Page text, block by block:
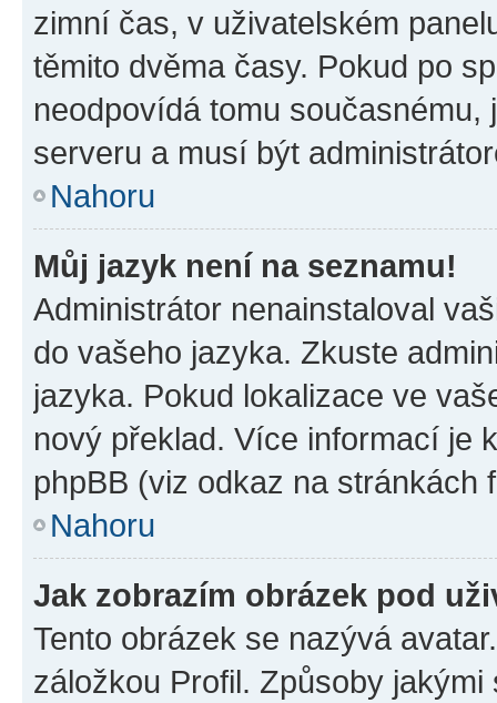
zimní čas, v uživatelském
těmito dvěma časy. Pokud po
neodpovídá tomu
serveru a musí být
Nahoru
Můj jazyk není na seznamu!
Administrátor nenainstaloval
do vašeho jazyka. Zkuste
jazyka. Pokud lokalizace ve
nový překlad. Více informací je
phpBB (viz odkaz na stránkách
Nahoru
Jak zobrazím obrázek pod
Tento obrázek se nazývá
záložkou Profil. Způsoby